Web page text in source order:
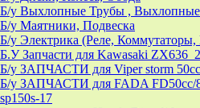
Б/у Выхлопные Трубы , Выхлопные
Б/у Маятники, Подвеска
Б/у Электрика (Реле, Коммутаторы,
Б.У Запчасти для Kawasaki
Б/у ЗАПЧАСТИ для Viper storm
Б/у ЗАПЧАСТИ для FADA FD50cc/
sp150s-17